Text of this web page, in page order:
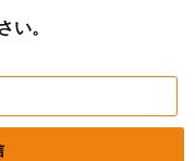
い。